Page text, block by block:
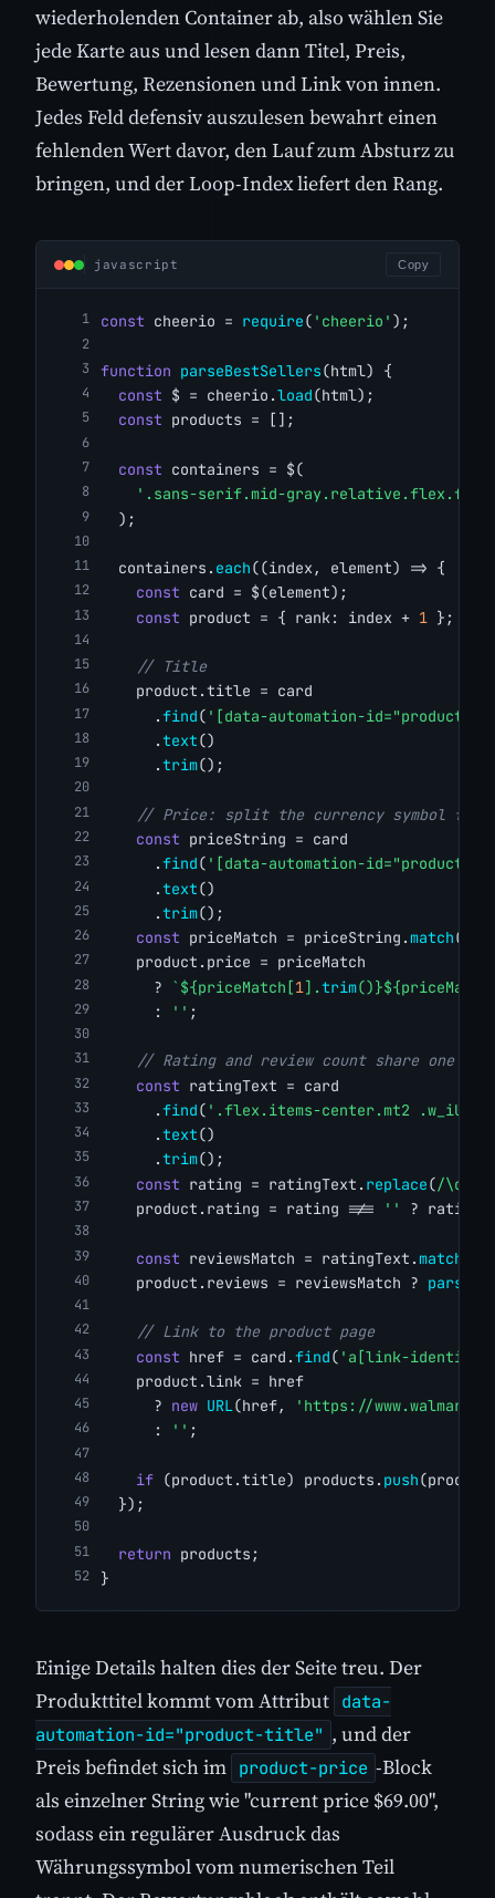
wiederholenden Container ab, also wählen Sie
jede Karte aus und lesen dann Titel, Preis,
Bewertung, Rezensionen und Link von innen.
Jedes Feld defensiv auszulesen bewahrt einen
fehlenden Wert davor, den Lauf zum Absturz zu
bringen, und der Loop-Index liefert den Rang.
javascript Copy
const cheerio = require( 'cheerio' );
function parseBestSellers(html) {
const $ = cheerio.load(html);
const products = [];
const containers = $(
'.sans-serif.mid-gray.relative.flex.flex-
  );
  containers.
each((index, element) => {
const card = $(element);
const product = { rank: index + 1 };
// Title
    product.title = card
      .
find( '[data-automation-
      .
text()
      .
trim();
// Price: split the currency symbol from
const priceString = card
      .
find( '[data-automation-id="product-
      .
text()
      .
trim();
const priceMatch = priceString.match(
    product.price = priceMatch
      ?
`${priceMatch[1].trim
      :
'' ;
// Rating and review count share one
const ratingText = card
      .
find( '.flex.items-center.mt2 .w_iUH7'
      .
text()
      .
trim();
const rating = ratingText. replace(/
    product.rating = rating !==
'' ?
const reviewsMatch = ratingText.match
    product.reviews = reviewsMatch ?
// Link to the product page
const href = card.find( 'a[link-
    product.link = href
      ?
new URL(href,
'https://
      :
'' ;
if (product.title) products. push
  });
return products;
}
Einige Details halten dies der Seite treu. Der
Produkttitel kommt vom Attribut data-
automation-id="product-title" , und der
Preis befindet sich im product-price -Block
als einzelner String wie "current price $69.00",
sodass ein regulärer Ausdruck das
Währungssymbol vom numerischen Teil